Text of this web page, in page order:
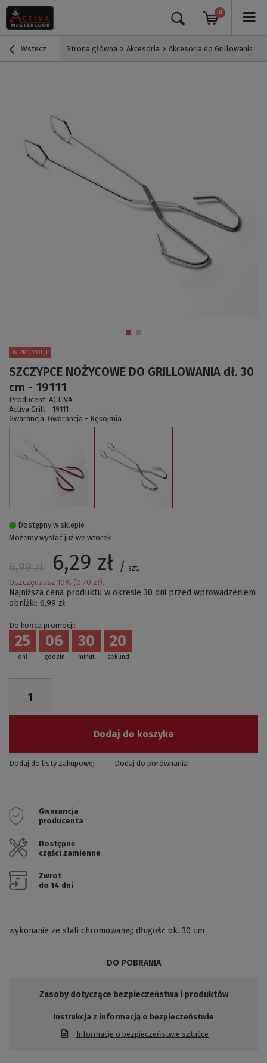
0
Wstecz Strona główna Akcesoria Akcesoria do Grillowania
SZCZYPCE NOŻYCOWE DO GRILLOWANIA dł. 30
cm - 19111
W PROMOCJI
Producent: ACTIVA
Activa Grill - 19111
Gwarancja: Gwarancja - Rękojmia
Dostępny w sklepie
Możemy wysłać już we wtorek
6,99 zł 6,29 zł / szt.
Oszczędzasz 10% (0,70 zł).
Najniższa cena produktu w okresie 30 dni przed wprowadzeniem
obniżki: 6,99 zł
Do końca promocji:
dni
25
godzin
06
minut
30
sekund
19
Dodaj do koszyka
Dodaj do listy zakupowej Dodaj do porównania
Gwarancja
producenta
Dostępne
części zamienne
Zwrot
do 14 dni
wykonanie ze stali chromowanej; długość ok. 30 cm
DO POBRANIA
Zasoby dotyczące bezpieczeństwa i produktów
Instrukcja z informacją o bezpieczeństwie
Informacje o bezpieczeństwie sztućce